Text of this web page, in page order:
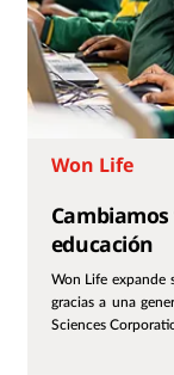
Won Life
educación
Won Life expande
gracias a una
Sciences